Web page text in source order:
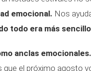
emocional. Nos
todo era más
anclas emocionales.
que el próximo agosto